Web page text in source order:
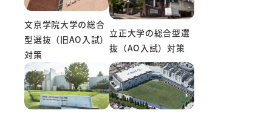
文京学院大学の総合
型選抜（旧AO入試）
対策
立正大学の総合型選
抜（AO入試）対策